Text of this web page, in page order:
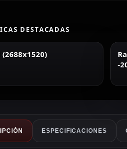
DESTACADAS
-
ESPECIFICACIONES